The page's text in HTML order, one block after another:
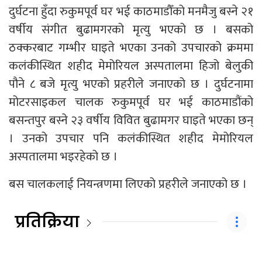
दुर्घटना हुँदा रुकुमपूर्व घर भई काठमाडौँको मनमैजु बस्ने २१
वर्षीय संगीत बुढामगरको मृत्यु भएको छ । बसको
ठक्करबाट गम्भीर घाइते भएका उनको उपचारको क्रममा
कलंकीस्थित शहीद मेमोरियल अस्पतालमा हिजो बेलुकी
पौने ८ बजे मृत्यु भएको प्रहरीले जनाएको छ । दुर्घटनामा
मोटरसाइकल चालक रुकुमपूर्व घर भई काठमाडौंको
बसन्तपुर बस्ने २३ वर्षीय विवित बुढामगर घाइते भएका छन्
। उनको उपचार पनि कलंकीस्थित शहीद मेमोरियल
अस्पतालमा भइरहेको छ ।
बस चालकलाई नियन्त्रणमा लिएको प्रहरीले जनाएको छ ।
प्रतिक्रिया